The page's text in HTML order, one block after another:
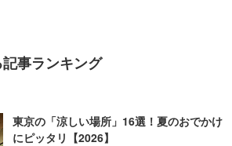
事ランキング
東京の「涼しい場所」16選！夏のおでかけ
にピッタリ【2026】